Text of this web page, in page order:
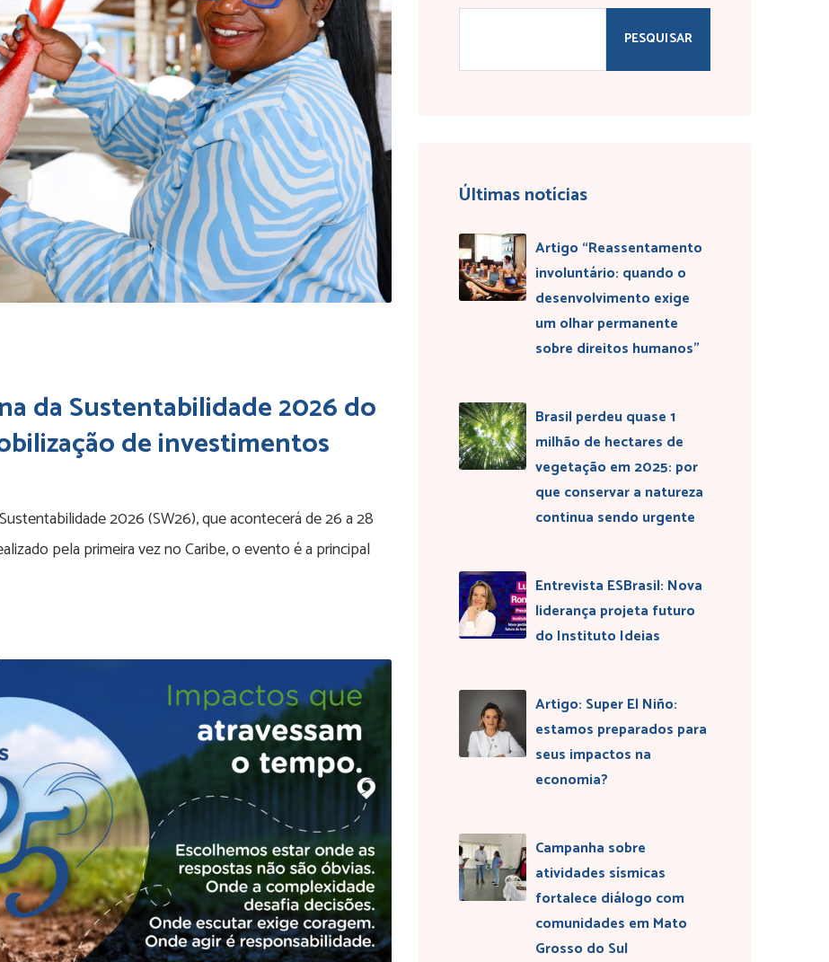
da Sustentabilidade 2026 do
de investimentos
2026 (SW26), que acontecerá de 26 a 28
pela primeira vez no Caribe, o evento é a principal
PESQUISAR
Últimas notícias
Artigo “Reassentamento
involuntário: quando o
desenvolvimento exige
um olhar permanente
sobre direitos humanos”
Brasil perdeu quase 1
milhão de hectares de
vegetação em 2025: por
que conservar a natureza
continua sendo urgente
Entrevista ESBrasil: Nova
liderança projeta futuro
do Instituto Ideias
Artigo: Super El Niño:
estamos preparados para
seus impactos na
economia?
Campanha sobre
atividades sísmicas
fortalece diálogo com
comunidades em Mato
Grosso do Sul